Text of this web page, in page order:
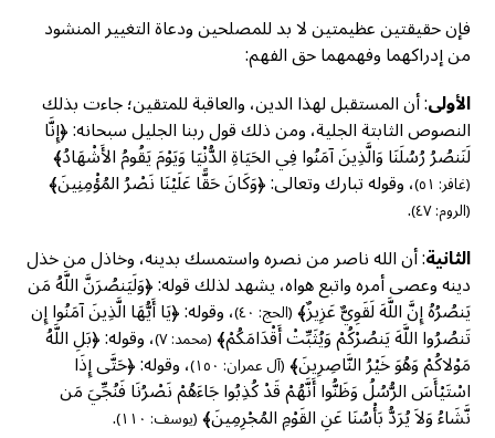
فإن حقيقتين عظيمتين لا بد للمصلحين ودعاة التغيير المنشود
من إدراكهما وفهمهما حق الفهم:
الأولى: أن المستقبل لهذا الدين، والعاقبة للمتقين؛ جاءت بذلك
النصوص الثابتة الجلية، ومن ذلك قول ربنا الجليل سبحانه: ﴿إِنَّا
لَنَنصُرُ رُسُلَنَا وَالَّذِينَ آمَنُوا فِي الحَيَاةِ الدُّنْيَا وَيَوْمَ يَقُومُ الأَشْهَادُ﴾
(غافر: ٥١) ، وقوله تبارك وتعالى: ﴿وَكَانَ حَقًّا عَلَيْنَا نَصْرُ المُؤْمِنِينَ﴾
(الروم: ٤٧)
.
الثانية: أن الله ناصر من نصره واستمسك بدينه، وخاذل من خذل
دينه وعصى أمره واتبع هواه، يشهد لذلك قوله: ﴿وَلَيَنصُرَنَّ اللَّهُ مَن
يَنصُرُهُ إِنَّ اللَّهَ لَقَوِيٌّ عَزِيزٌ﴾(الحج: ٤٠) ، وقوله: ﴿يَا أَيُّهَا الَّذِينَ آمَنُوا إِن
تَنصُرُوا اللَّهَ يَنصُرْكُمْ وَيُثَبِّتْ أَقْدَامَكُمْ﴾(محمد: ٧) ، وقوله: ﴿بَلِ اللَّهُ
مَوْلاكُمْ وَهُوَ خَيْرُ النَّاصِرِينَ﴾(آل عمران: ١٥٠) ، وقوله: ﴿حَتَّى إِذَا
اسْتَيْأَسَ الرُّسُلُ وَظَنُّوا أَنَّهُمْ قَدْ كُذِبُوا جَاءَهُمْ نَصْرُنَا فَنُجِّيَ مَن
نَّشَاءُ وَلاَ يُرَدُّ بَأْسُنَا عَنِ القَوْمِ المُجْرِمِينَ﴾(يوسف: ١١٠) .